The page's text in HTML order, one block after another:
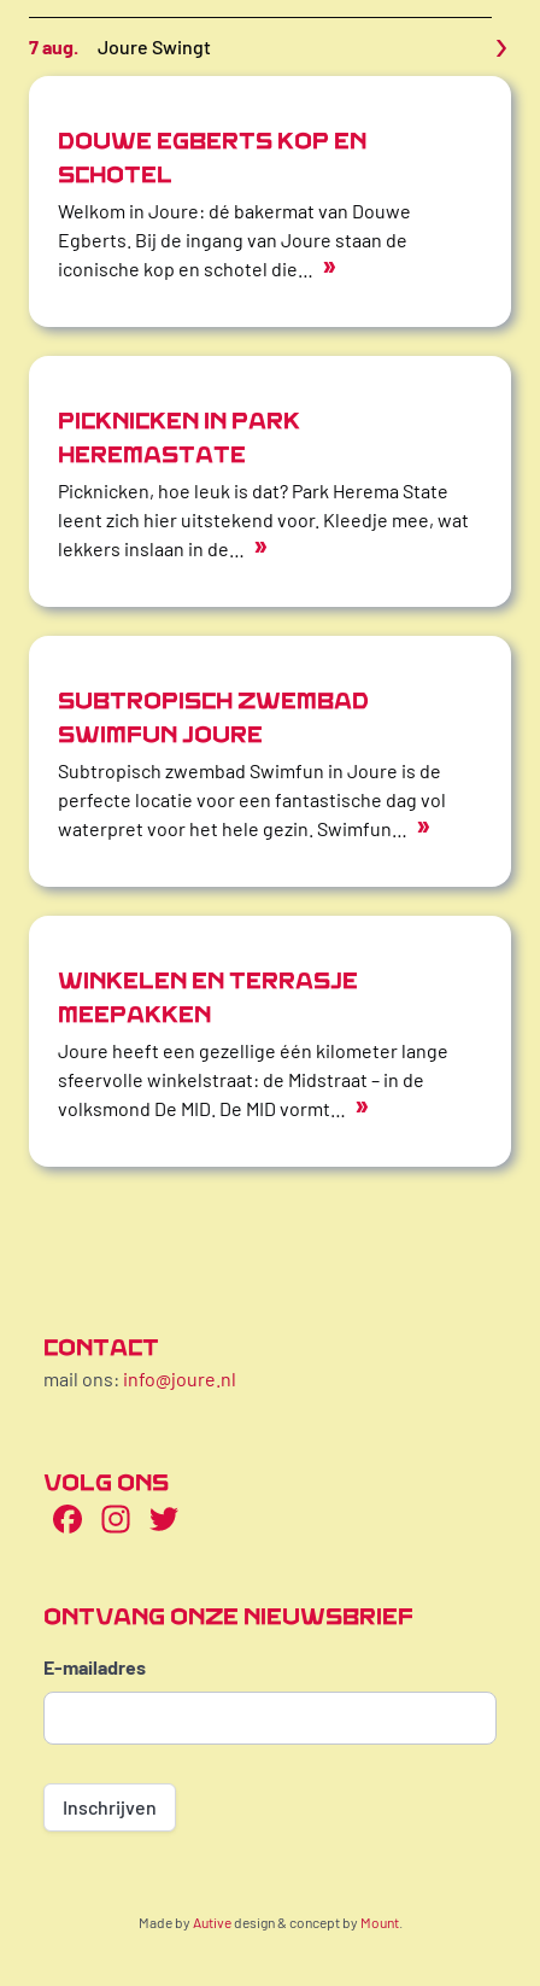
7 aug. Joure Swingt ›
DOUWE EGBERTS KOP EN
SCHOTEL
Welkom in Joure: dé bakermat van Douwe
Egberts. Bij de ingang van Joure staan de
iconische kop en schotel die…
»
PICKNICKEN IN PARK
HEREMASTATE
Picknicken, hoe leuk is dat? Park Herema State
leent zich hier uitstekend voor. Kleedje mee, wat
lekkers inslaan in de…
»
SUBTROPISCH ZWEMBAD
SWIMFUN JOURE
Subtropisch zwembad Swimfun in Joure is de
perfecte locatie voor een fantastische dag vol
waterpret voor het hele gezin. Swimfun…
»
WINKELEN EN TERRASJE
MEEPAKKEN
Joure heeft een gezellige één kilometer lange
sfeervolle winkelstraat: de Midstraat – in de
volksmond De MID. De MID vormt…
»
CONTACT
mail ons: info@joure.nl
VOLG ONS
Facebook
Instagram
ONTVANG ONZE NIEUWSBRIEF
E-mailadres
Inschrijven
Made by Autivedesign & concept by Mount.